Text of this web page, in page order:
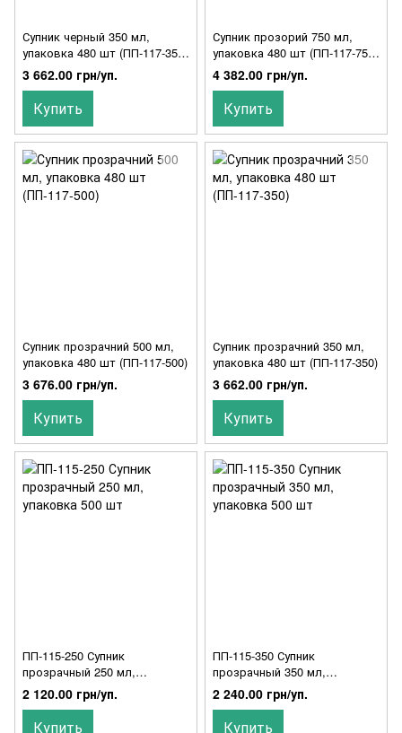
Супник черный 350 мл,
упаковка 480 шт (ПП-117-350)
008400017/008400015-
008400016
3 662.00 грн/уп.
Купить
Супник прозорий 750 мл,
упаковка 480 шт (ПП-117-750)
008400190/008400015-
008400016
4 382.00 грн/уп.
Купить
Супник прозрачний 500 мл,
упаковка 480 шт (ПП-117-500)
3 676.00 грн/уп.
Купить
Супник прозрачний 350 мл,
упаковка 480 шт (ПП-117-350)
3 662.00 грн/уп.
Купить
ПП-115-250 Супник
прозрачный 250 мл,
упаковка 500 шт
2 120.00 грн/уп.
Купить
ПП-115-350 Супник
прозрачный 350 мл,
упаковка 500 шт
2 240.00 грн/уп.
Купить